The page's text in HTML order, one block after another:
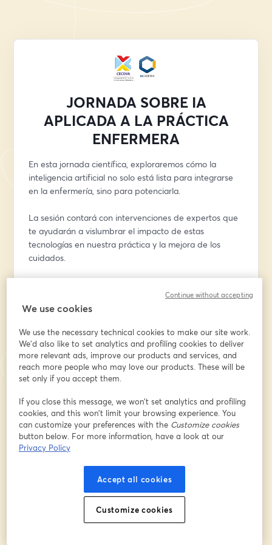
JORNADA SOBRE IA
APLICADA A LA PRÁCTICA
ENFERMERA
En esta jornada científica, exploraremos cómo la
inteligencia artificial no solo está lista para integrarse
en la enfermería, sino para potenciarla.
La sesión contará con intervenciones de expertos que
te ayudarán a vislumbrar el impacto de estas
tecnologías en nuestra práctica y la mejora de los
cuidados.
-PROGRAMA DE LA JORNADA-
| 16:30 - 17:00 | Presentación institucional a cargo del
presidente de CECOVA y de las presidentas de los
y Valencia.
| 17:00 - 17:30 | Ponencia inaugural y presentación del
proyecto formativo en IA para enfermería CECOVA |
| 17:30 - 18:00 | Masterclass: "Aplicaciones prácticas de
la IA y su impacto en los
procesos enfermeros"
We use cookies
We use the necessary technical cookies to make our site work.
We'd also like to set analytics and profiling cookies to deliver
more relevant ads, improve our products and services, and
reach more people who may love our products. These will be
set only if you accept them.
If you close this message, we won’t set analytics and profiling
cookies, and this won’t limit your browsing experience. You
can customize your preferences with the Customize cookies
button below. For more information, have a look at our
Privacy Policy
Accept all cookies
Customize cookies
Continue without accepting